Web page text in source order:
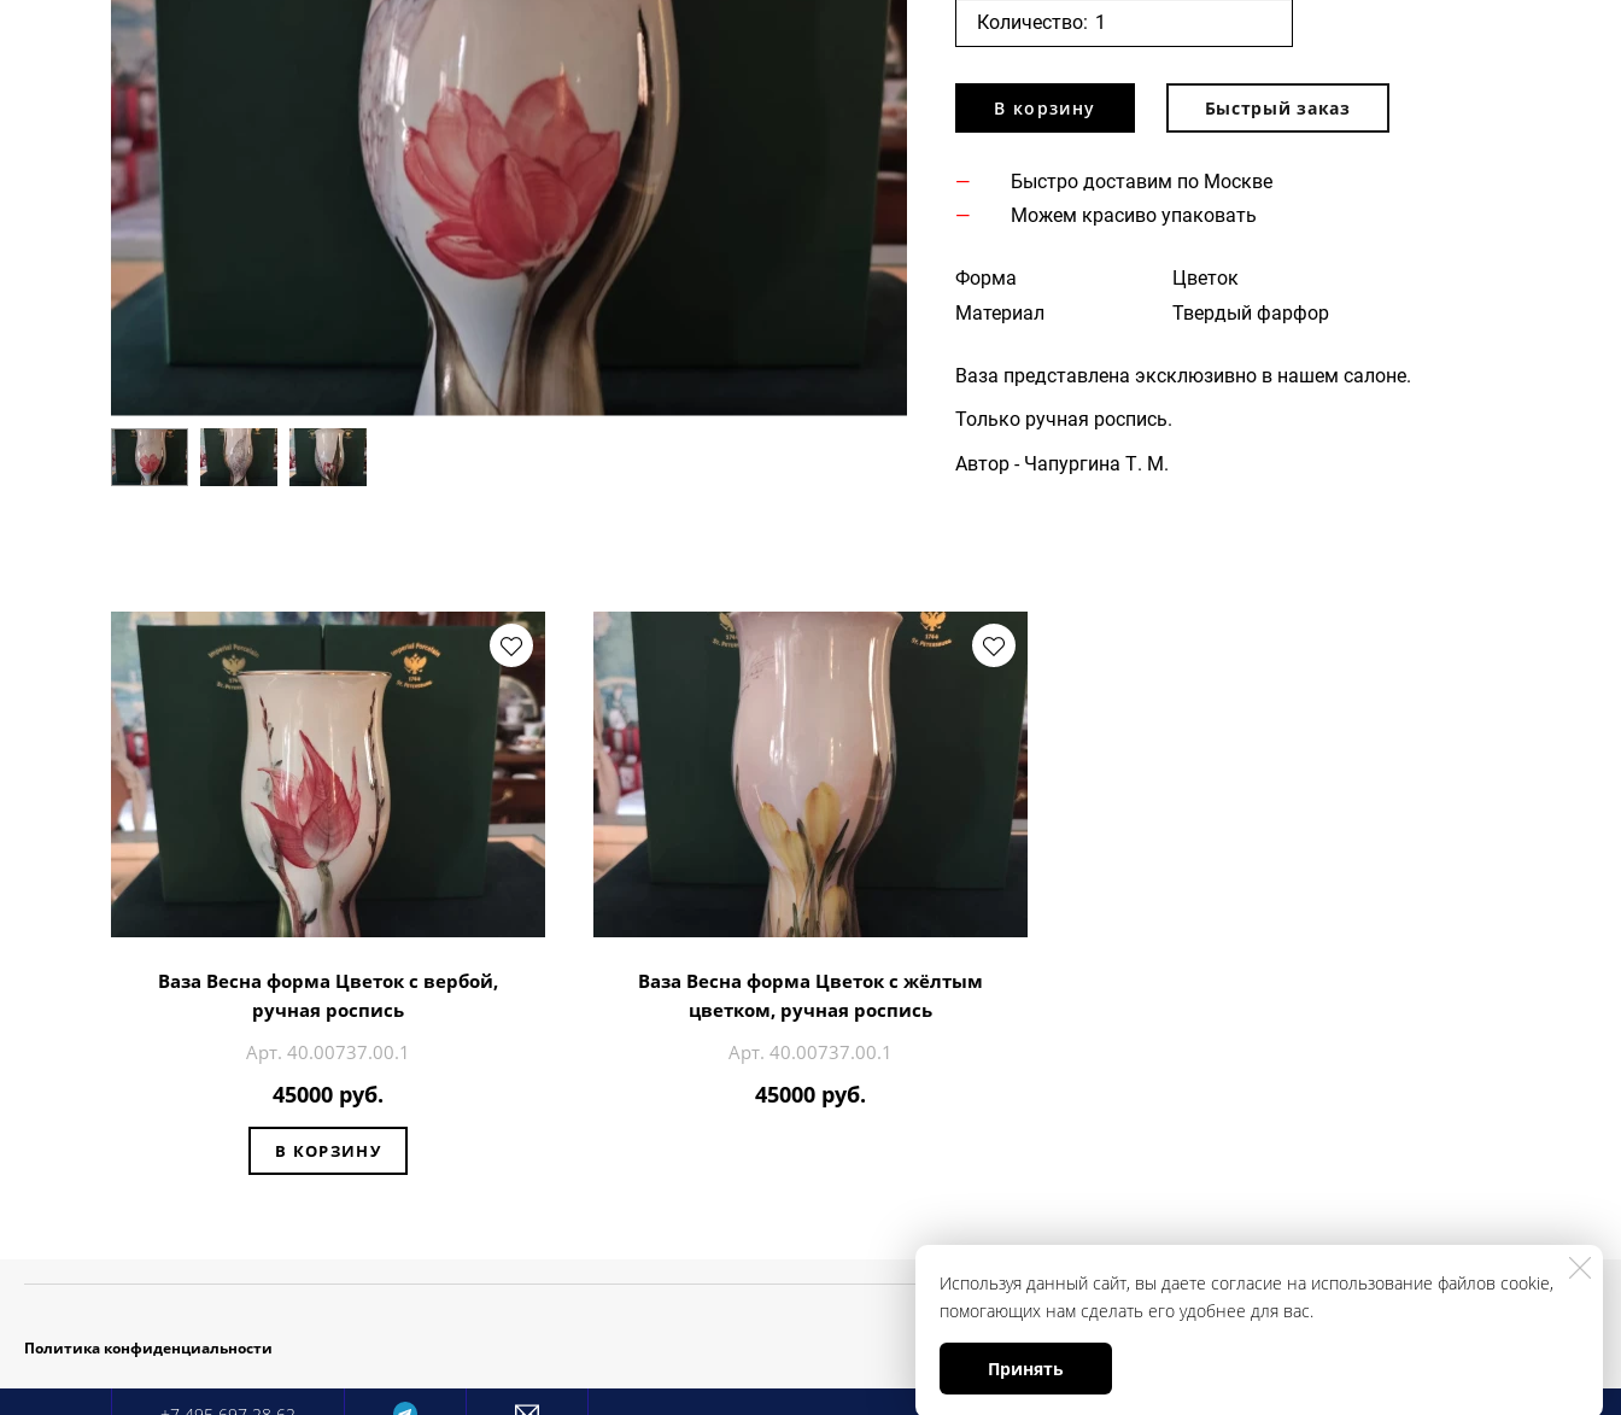
Количество:
В корзину Быстрый заказ
Быстро доставим по Москве
Можем красиво упаковать
Форма
Цветок
Материал
Твердый фарфор
Ваза представлена эксклюзивно в нашем салоне.
Только ручная роспись.
Автор - Чапургина Т. М.
Ваза Весна форма Цветок с вербой,
ручная роспись
Арт. 40.00737.00.1
45000 руб.
В КОРЗИНУ
Ваза Весна форма Цветок с жёлтым
цветком, ручная роспись
Арт. 40.00737.00.1
45000 руб.
Используя данный сайт, вы даете согласие на использование файлов cookie,
помогающих нам сделать его удобнее для вас.
Принять
Политика конфиденциальности